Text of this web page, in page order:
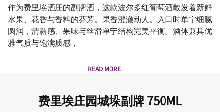
作为费里埃酒庄的副牌酒，这款波尔多红葡萄酒散发着新鲜
水果、花香与香料的芬芳。果香澄澈动人。入口时单宁细腻
圆润，清新感、果味与丝滑单宁结构完美平衡。酒体兼具优
雅气质与饱满质感，
READ MORE
费里埃庄园城垛副牌 750ML